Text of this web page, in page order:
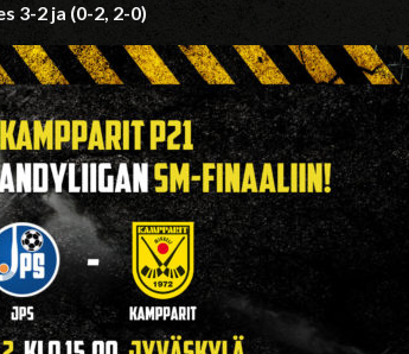
3-2 ja (0-2, 2-0)